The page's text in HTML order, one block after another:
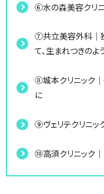
⑥水の森美容クリ
⑦共立美容外科｜
て、生まれつきの
⑧城本クリニック
に
⑨ヴェリテクリニ
⑩高須クリニック